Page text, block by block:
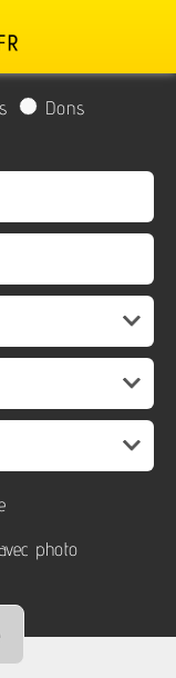
Dons
photo